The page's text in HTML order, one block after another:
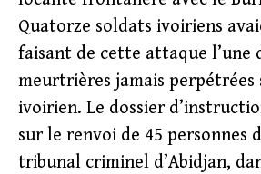
Quatorze soldats ivoiriens
faisant de cette attaque l’une
meurtrières jamais perpétrées
ivoirien. Le dossier
sur le renvoi de 45 personnes
tribunal criminel d’Abidjan,